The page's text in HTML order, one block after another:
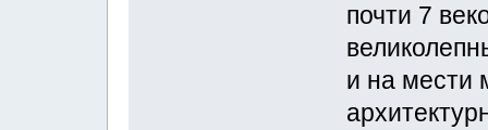
почти 7
и на мести